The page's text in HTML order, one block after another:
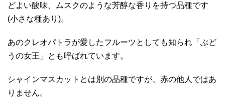
どよい酸味、ムスクのような芳醇な香りを持つ品種です
(小さな種あり)。
あのクレオパトラが愛したフルーツとしても知られ「ぶど
うの女王」とも呼ばれています。
シャインマスカットとは別の品種ですが、赤の他人ではあ
りません。